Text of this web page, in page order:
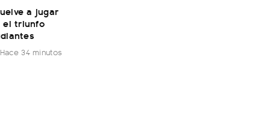
a jugar
el triunfo
Hace 34 minutos